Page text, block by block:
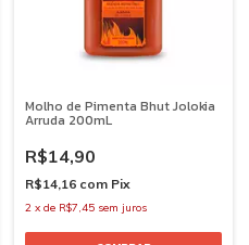
Molho de Pimenta Bhut Jolokia
Arruda 200mL
R$14,90
R$14,16 com Pix
2 x de R$7,45 sem juros